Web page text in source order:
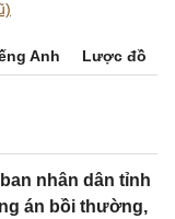
Anh Lược đồ
nhân dân tỉnh
án bồi thường,